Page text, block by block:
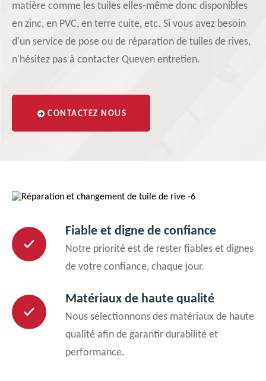
matière comme les tuiles elles-même donc disponibles
en zinc, en PVC, en terre cuite, etc. Si vous avez besoin
d'un service de pose ou de réparation de tuiles de rives,
n'hésitez pas à contacter Queven entretien.
CONTACTEZ NOUS
Fiable et digne de confiance
Notre priorité est de rester fiables et dignes
de votre confiance, chaque jour.
Matériaux de haute qualité
Nous sélectionnons des matériaux de haute
qualité afin de garantir durabilité et
performance.